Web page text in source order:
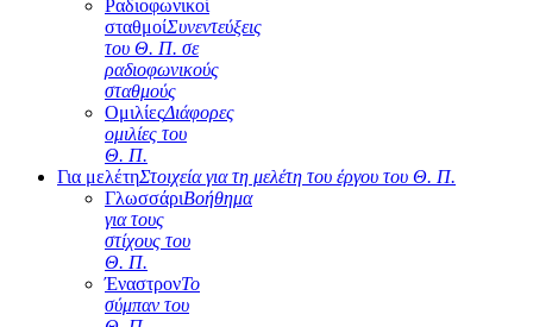
Ραδιοφωνικοί
σταθμοίΣυνεντεύξεις
του Θ. Π. σε
ραδιοφωνικούς
σταθμούς
ΟμιλίεςΔιάφορες
ομιλίες του
Θ. Π.
Για μελέτηΣτοιχεία για τη μελέτη του έργου του Θ. Π.
ΓλωσσάριΒοήθημα
για τους
στίχους του
Θ. Π.
ΈναστρονΤο
σύμπαν του